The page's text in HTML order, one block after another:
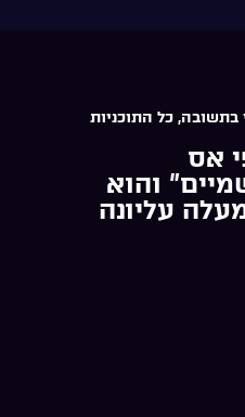
בתשובה, כל התוכניות
אס
והוא
עליונה